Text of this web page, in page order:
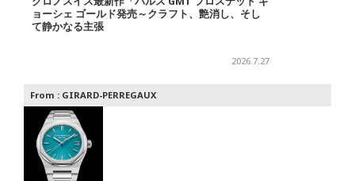
ョーシェ ゴールド発売～クラフト、艶消し、そし
て静かなる主張
2026.7.27
From : GIRARD-PERREGAUX